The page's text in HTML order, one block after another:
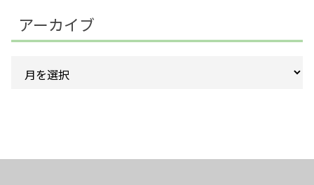
アーカイブ